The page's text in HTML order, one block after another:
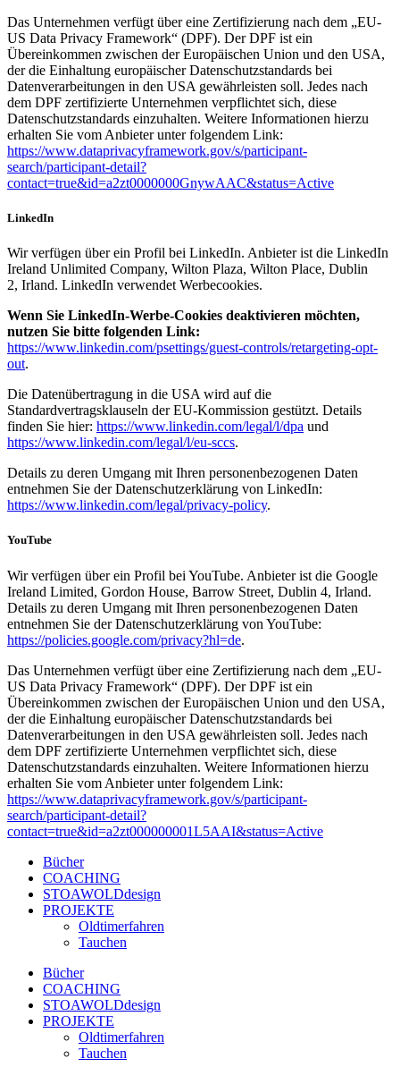
Das Unternehmen verfügt über eine Zertifizierung nach dem „EU-
US Data Privacy Framework“ (DPF). Der DPF ist ein
Übereinkommen zwischen der Europäischen Union und den USA,
der die Einhaltung europäischer Datenschutzstandards bei
Datenverarbeitungen in den USA gewährleisten soll. Jedes nach
dem DPF zertifizierte Unternehmen verpflichtet sich, diese
Datenschutzstandards einzuhalten. Weitere Informationen hierzu
erhalten Sie vom Anbieter unter folgendem Link:
https://www.dataprivacyframework.gov/s/participant-
search/participant-detail?
contact=true&id=a2zt0000000GnywAAC&status=Active
LinkedIn
Wir verfügen über ein Profil bei LinkedIn. Anbieter ist die LinkedIn
Ireland Unlimited Company, Wilton Plaza, Wilton Place, Dublin
2, Irland. LinkedIn verwendet Werbecookies.
Wenn Sie LinkedIn-Werbe-Cookies deaktivieren möchten,
nutzen Sie bitte folgenden Link:
https://www.linkedin.com/psettings/guest-controls/retargeting-opt-
out.
Die Datenübertragung in die USA wird auf die
Standardvertragsklauseln der EU-Kommission gestützt. Details
finden Sie hier: https://www.linkedin.com/legal/l/dpa und
https://www.linkedin.com/legal/l/eu-sccs.
Details zu deren Umgang mit Ihren personenbezogenen Daten
entnehmen Sie der Datenschutzerklärung von LinkedIn:
https://www.linkedin.com/legal/privacy-policy.
YouTube
Wir verfügen über ein Profil bei YouTube. Anbieter ist die Google
Ireland Limited, Gordon House, Barrow Street, Dublin 4, Irland.
Details zu deren Umgang mit Ihren personenbezogenen Daten
entnehmen Sie der Datenschutzerklärung von YouTube:
https://policies.google.com/privacy?hl=de.
Das Unternehmen verfügt über eine Zertifizierung nach dem „EU-
US Data Privacy Framework“ (DPF). Der DPF ist ein
Übereinkommen zwischen der Europäischen Union und den USA,
der die Einhaltung europäischer Datenschutzstandards bei
Datenverarbeitungen in den USA gewährleisten soll. Jedes nach
dem DPF zertifizierte Unternehmen verpflichtet sich, diese
Datenschutzstandards einzuhalten. Weitere Informationen hierzu
erhalten Sie vom Anbieter unter folgendem Link:
https://www.dataprivacyframework.gov/s/participant-
search/participant-detail?
contact=true&id=a2zt000000001L5AAI&status=Active
Bücher
COACHING
STOAWOLDdesign
PROJEKTE
Oldtimerfahren
Tauchen
Bücher
COACHING
STOAWOLDdesign
PROJEKTE
Oldtimerfahren
Tauchen